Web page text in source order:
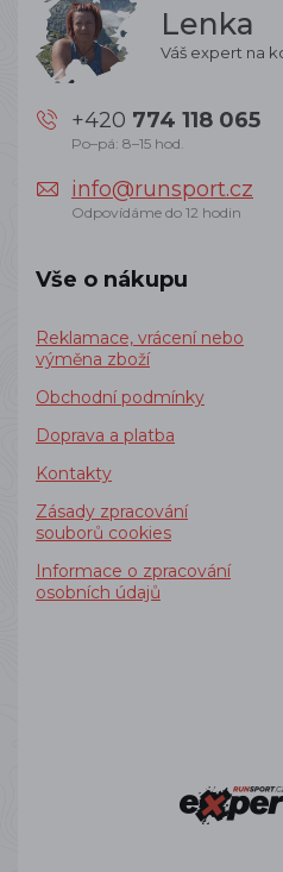
Lenka
Váš expert na
+420 774 118 065
Po–pá: 8–15 hod.
info@runsport.cz
Odpovídáme do 12 hodin
Vše o nákupu
Reklamace, vrácení nebo
výměna zboží
Obchodní podmínky
Doprava a platba
Kontakty
Zásady zpracování
souborů cookies
Informace o zpracování
osobních údajů